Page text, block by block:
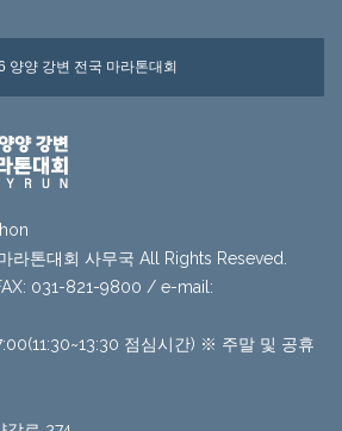
양양 강변 전국 마라톤대회
라톤대회 사무국 All Rights Reseved.
031-821-9800 / e-mail:
점심시간) ※ 주말 및 공휴